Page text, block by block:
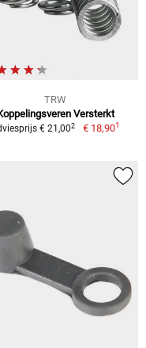
TRW
Versterkt
€ 21,002 € 18,901